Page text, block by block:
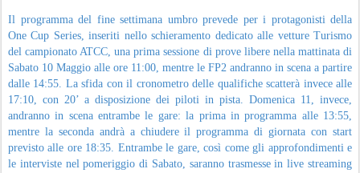
Il programma del fine settimana umbro prevede per i protagonisti della
One Cup Series, inseriti nello schieramento dedicato alle vetture Turismo
del campionato ATCC, una prima sessione di prove libere nella mattinata di
Sabato 10 Maggio alle ore 11:00, mentre le FP2 andranno in scena a partire
dalle 14:55. La sfida con il cronometro delle qualifiche scatterà invece alle
17:10, con 20’ a disposizione dei piloti in pista. Domenica 11, invece,
andranno in scena entrambe le gare: la prima in programma alle 13:55,
mentre la seconda andrà a chiudere il programma di giornata con start
previsto alle ore 18:35. Entrambe le gare, così come gli approfondimenti e
le interviste nel pomeriggio di Sabato, saranno trasmesse in live streaming